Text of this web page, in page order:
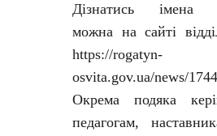
Дізнатись імена
можна на сайті
https://rogatyn-
osvita.gov.ua/news/
Окрема подяка
педагогам,